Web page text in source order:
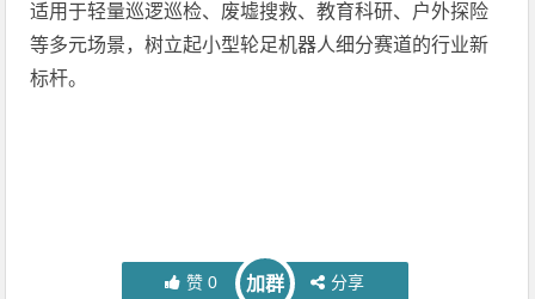
适用于轻量巡逻巡检、废墟搜救、教育科研、户外探险
等多元场景，树立起小型轮足机器人细分赛道的行业新
标杆。
赞 0 加群 分享